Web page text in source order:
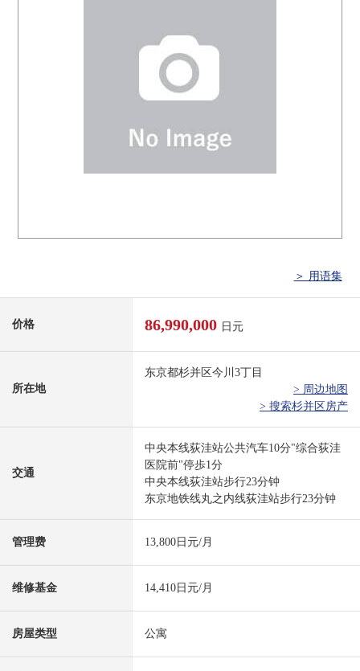
＞ 用语集
价格 86,990,000 日元
所在地
东京都杉并区今川3丁目
> 周边地图
> 搜索杉并区房产
交通
中央本线荻洼站公共汽车10分"综合荻洼
医院前"停歩1分
中央本线荻洼站步行23分钟
东京地铁线丸之内线荻洼站步行23分钟
管理费 13,800日元/月
维修基金 14,410日元/月
房屋类型 公寓